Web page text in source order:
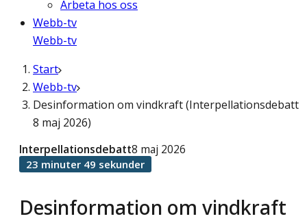
Arbeta hos oss
Webb-tv
Webb-tv
Start
Webb-tv
Desinformation om vindkraft (Interpellationsdebatt
8 maj 2026)
Desinformation om vindkraft
Interpellationsdebatt8 maj 2026
23 minuter 49 sekunder